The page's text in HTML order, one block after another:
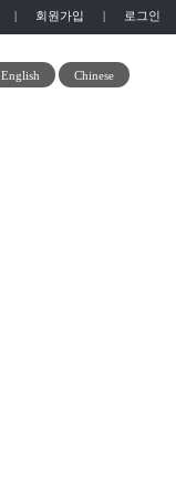
회원가입 로그인
English Chinese